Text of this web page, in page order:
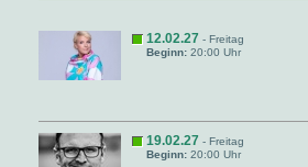
12.02.27 - Freitag
Beginn: 20:00 Uhr
19.02.27 - Freitag
Beginn: 20:00 Uhr